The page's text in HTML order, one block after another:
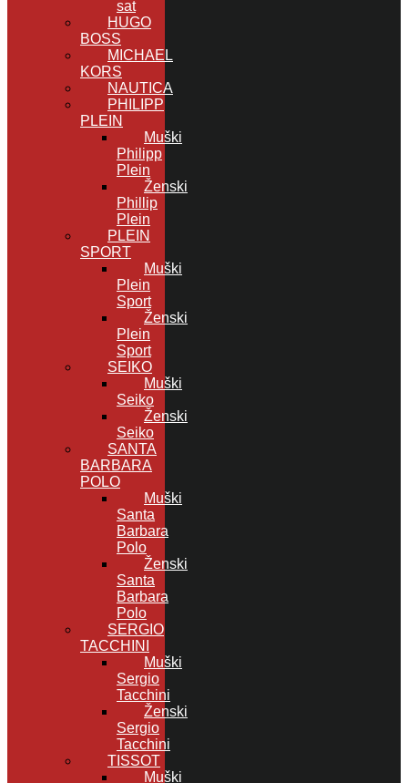
sat
HUGO
BOSS
MICHAEL
KORS
NAUTICA
PHILIPP
PLEIN
Muški
Philipp
Plein
Ženski
Phillip
Plein
PLEIN
SPORT
Muški
Plein
Sport
Ženski
Plein
Sport
SEIKO
Muški
Seiko
Ženski
Seiko
SANTA
BARBARA
POLO
Muški
Santa
Barbara
Polo
Ženski
Santa
Barbara
Polo
SERGIO
TACCHINI
Muški
Sergio
Tacchini
Ženski
Sergio
Tacchini
TISSOT
Muški